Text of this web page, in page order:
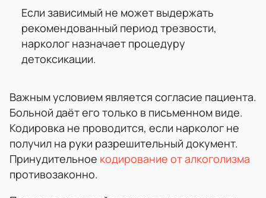
Если зависимый не может выдержать
рекомендованный период трезвости,
нарколог назначает процедуру
детоксикации.
Важным условием является согласие пациента.
Больной даёт его только в письменном виде.
Кодировка не проводится, если нарколог не
получил на руки разрешительный документ.
Принудительное кодирование от алкоголизма
противозаконно.